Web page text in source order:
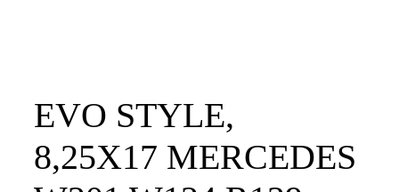
EVO STYLE,
8,25X17 MERCEDES